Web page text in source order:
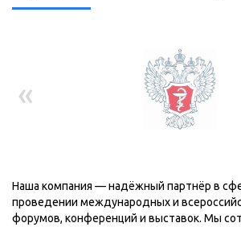
«
Наша компания — надёжный партнёр в
проведении международных и
форумов, конференций и выставок. Мы